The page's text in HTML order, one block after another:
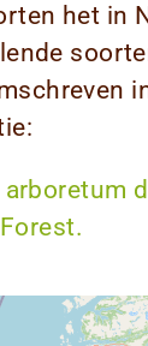
het in
arboretum